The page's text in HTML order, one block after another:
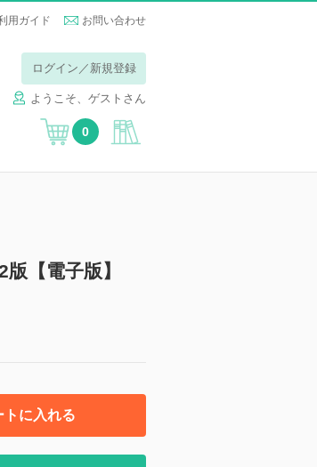
用ガイド お問い合わせ
ログイン／新規登録
ようこそ、ゲストさん
0
【電子版】
トに入れる